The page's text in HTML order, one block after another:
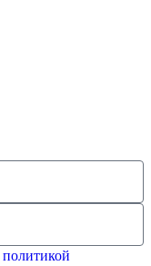
политикой